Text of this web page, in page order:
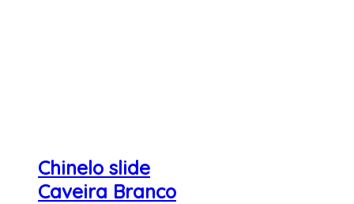
Chinelo slide
Caveira Branco